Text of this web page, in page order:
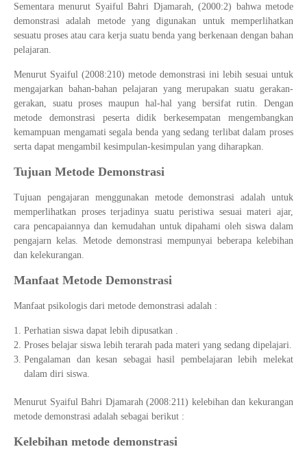
Sementara menurut Syaiful Bahri Djamarah, (2000:2) bahwa metode
demonstrasi adalah metode yang digunakan untuk memperlihatkan
sesuatu proses atau cara kerja suatu benda yang berkenaan dengan bahan
pelajaran.
Menurut Syaiful (2008:210) metode demonstrasi ini lebih sesuai untuk
mengajarkan bahan-bahan pelajaran yang merupakan suatu gerakan-
gerakan, suatu proses maupun hal-hal yang bersifat rutin. Dengan
metode demonstrasi peserta didik berkesempatan mengembangkan
kemampuan mengamati segala benda yang sedang terlibat dalam proses
serta dapat mengambil kesimpulan-kesimpulan yang diharapkan.
Tujuan Metode Demonstrasi
Tujuan pengajaran menggunakan metode demonstrasi adalah untuk
memperlihatkan proses terjadinya suatu peristiwa sesuai materi ajar,
cara pencapaiannya dan kemudahan untuk dipahami oleh siswa dalam
pengajarn kelas. Metode demonstrasi mempunyai beberapa kelebihan
dan kelekurangan.
Manfaat Metode Demonstrasi
Manfaat psikologis dari metode demonstrasi adalah :
Perhatian siswa dapat lebih dipusatkan .
Proses belajar siswa lebih terarah pada materi yang sedang dipelajari.
Pengalaman dan kesan sebagai hasil pembelajaran lebih melekat
dalam diri siswa.
Menurut Syaiful Bahri Djamarah (2008:211) kelebihan dan kekurangan
metode demonstrasi adalah sebagai berikut :
Kelebihan metode demonstrasi